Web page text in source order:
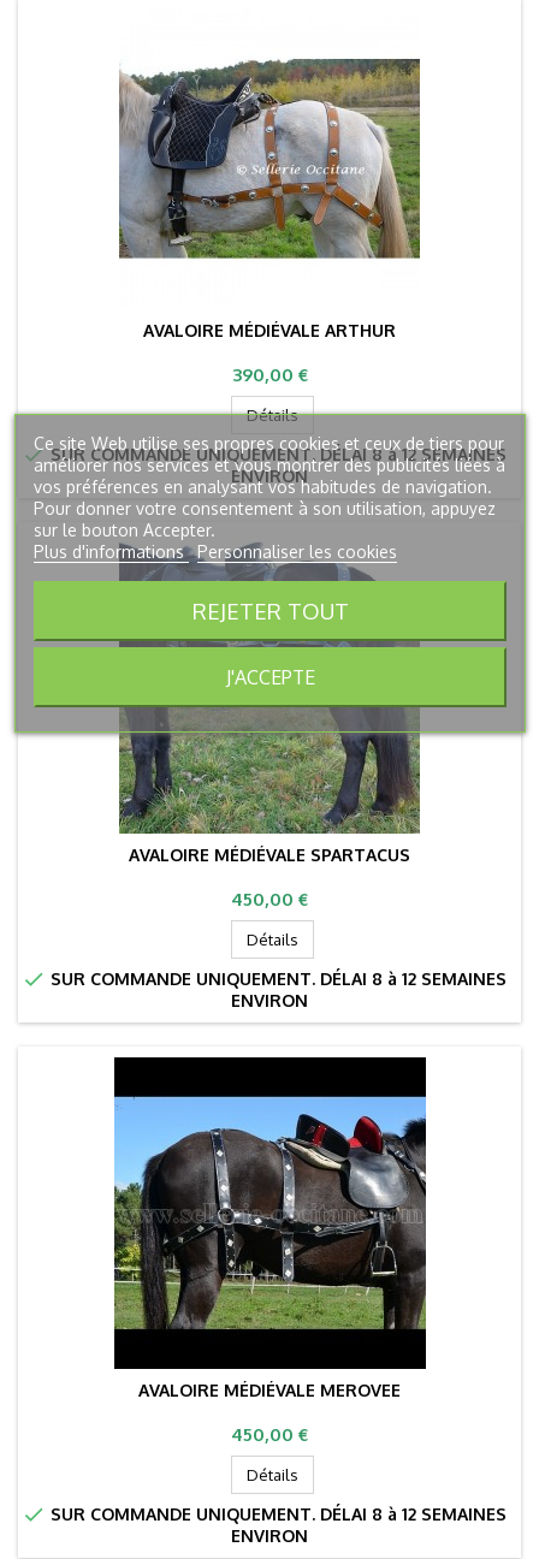
AVALOIRE MÉDIÉVALE ARTHUR
Prix
390,00 €
Détails
SUR COMMANDE UNIQUEMENT. DÉLAI 8 à 12 SEMAINES
ENVIRON
AVALOIRE MÉDIÉVALE SPARTACUS
Prix
450,00 €
Détails
 SUR COMMANDE UNIQUEMENT. DÉLAI 8 à 12 SEMAINES
ENVIRON
AVALOIRE MÉDIÉVALE MEROVEE
Prix
450,00 €
Détails
 SUR COMMANDE UNIQUEMENT. DÉLAI 8 à 12 SEMAINES
ENVIRON
Ce site Web utilise ses propres cookies et ceux de tiers pour
améliorer nos services et vous montrer des publicités liées à
vos préférences en analysant vos habitudes de navigation.
Pour donner votre consentement à son utilisation, appuyez
sur le bouton Accepter.
Plus d'informations Personnaliser les cookies
REJETER TOUT
J'ACCEPTE